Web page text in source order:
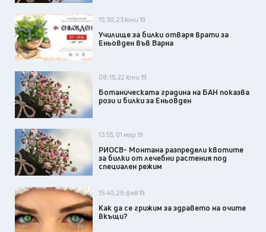
15:30, 23 юни 19
Училище за билки отваря врати за
Еньовден във Варна
08:15, 22 юни 19
Ботаническата градина на БАН показва
рози и билки за Еньовден
13:55, 01 мар 19
РИОСВ- Монтана разпредели квотите
за билки от лечебни растения под
специален режим
15:40, 28 фев 19
Как да се грижим за здравето на очите
вкъщи?